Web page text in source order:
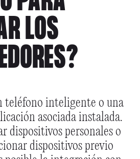
LOS
teléfono inteligente o una
asociada instalada.
dispositivos personales o
dispositivos previo